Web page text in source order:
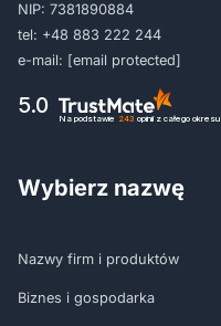
NIP: 7381890884
tel: +48 883 222 244
e-mail: [email protected]
5.0
Na podstawie 243 opinii z całego okresu
Wybierz nazwę
Nazwy firm i produktów
Biznes i gospodarka